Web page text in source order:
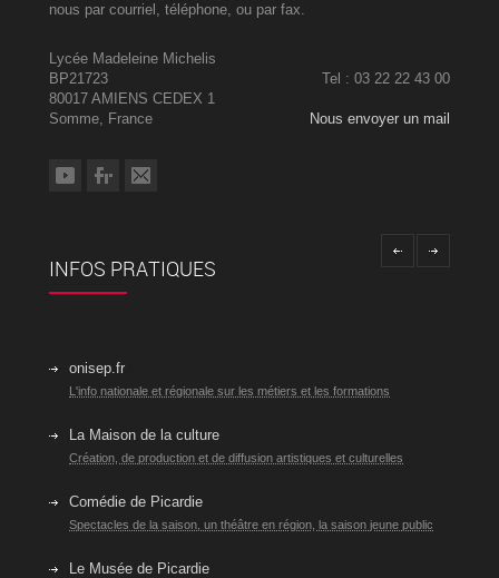
nous par courriel, téléphone, ou par fax.
Lycée Madeleine Michelis
BP21723
Tel : 03 22 22 43 00
80017 AMIENS CEDEX 1
Somme, France
Nous envoyer un mail
INFOS PRATIQUES
onisep.fr
L'info nationale et régionale sur les métiers et les formations
La Maison de la culture
Création, de production et de diffusion artistiques et culturelles
Comédie de Picardie
Spectacles de la saison, un théâtre en région, la saison jeune public
Le Musée de Picardie